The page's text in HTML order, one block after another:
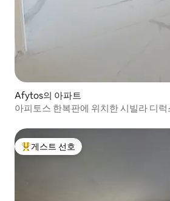
Afytos의 아파트
아피토스 한복판에 위치한 시빌라 디럭
상위 게스트 선호
게스트 선호